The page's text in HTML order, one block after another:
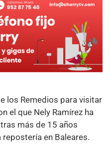
los Remedios para visitar
el que Nely Ramírez ha
más de 15 años
en Baleares.